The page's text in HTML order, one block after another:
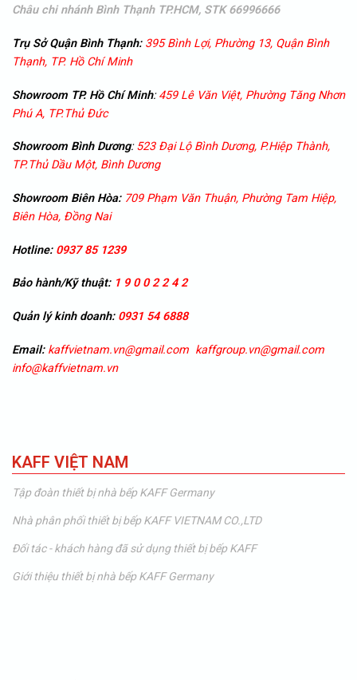
Châu chi nhánh Bình Thạnh TP.HCM, STK 66996666
Trụ Sở Quận Bình Thạnh: 395 Bình Lợi, Phường 13, Quận Bình
Thạnh, TP. Hồ Chí Minh
Showroom TP. Hồ Chí Minh:459 Lê Văn Việt, Phường Tăng Nhơn
Phú A, TP.Thủ Đức
Showroom Bình Dương:523 Đại Lộ Bình Dương, P.Hiệp Thành,
TP.Thủ Dầu Một, Bình Dương
Showroom Biên Hòa: 709 Phạm Văn Thuận, Phường Tam Hiệp,
Biên Hòa, Đồng Nai
Hotline:0937 85 1239
Bảo hành/Kỹ thuật: 1 9 0 0 2 2 4 2
Quản lý kinh doanh:0931 54 6888
Email: kaffvietnam.vn@gmail.com kaffgroup.vn@gmail.com
info@kaffvietnam.vn
KAFF VIỆT NAM
Tập đoàn thiết bị nhà bếp KAFF Germany
Nhà phân phối thiết bị bếp KAFF VIETNAM CO.,LTD
Đối tác - khách hàng đã sử dụng thiết bị bếp KAFF
Giới thiệu thiết bị nhà bếp KAFF Germany